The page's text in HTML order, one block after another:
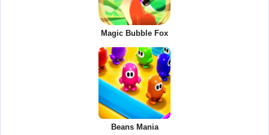
Magic Bubble Fox
Beans Mania